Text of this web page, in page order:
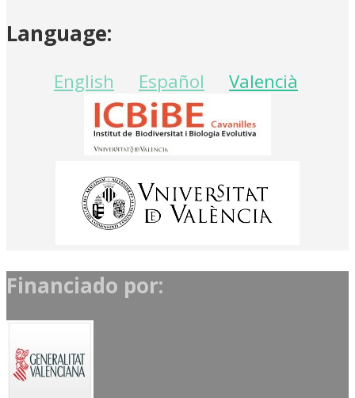
Language:
English Español Valencià
Financiado por: